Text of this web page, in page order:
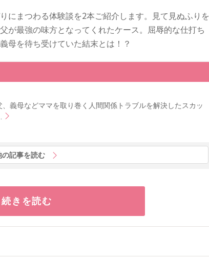
にまつわる体験談を2本ご紹介します。見て見ぬふりを
が最強の味方となってくれたケース。屈辱的な仕打ち
母を待ち受けていた結末とは！？
義母などママを取り巻く人間関係トラブルを解決したスカッ
の記事を読む
続きを読む